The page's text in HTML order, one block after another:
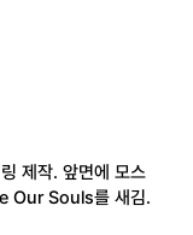
제작. 앞면에 모스
Our Souls를 새김.